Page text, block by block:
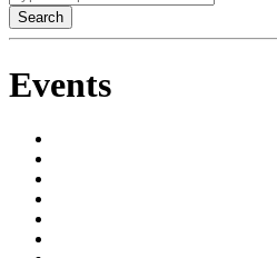
Events